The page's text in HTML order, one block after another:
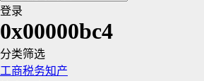
登录
0x00000bc4
分类筛选
工商税务知产